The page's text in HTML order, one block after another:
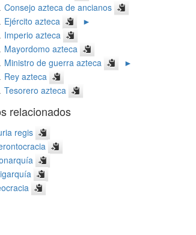
Consejo azteca de ancianos
Ejército azteca
►
Imperio azteca
Mayordomo azteca
Ministro de guerra azteca
►
Rey azteca
Tesorero azteca
relacionados
regis